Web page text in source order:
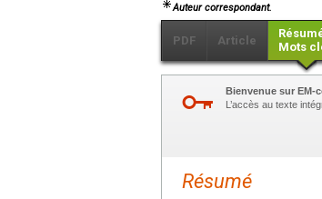
Auteur correspondant.
PDF Article
Mots
Bienvenue sur EM-
L’accès au texte
Résumé